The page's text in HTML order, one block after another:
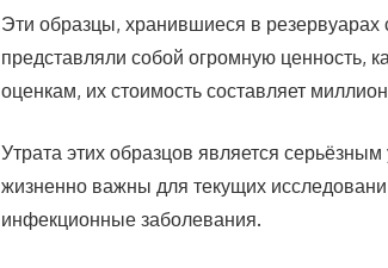
Эти образцы, хранившиеся в резервуарах
представляли собой огромную ценность,
оценкам, их стоимость составляет
Утрата этих образцов является
жизненно важны для текущих
инфекционные заболевания.